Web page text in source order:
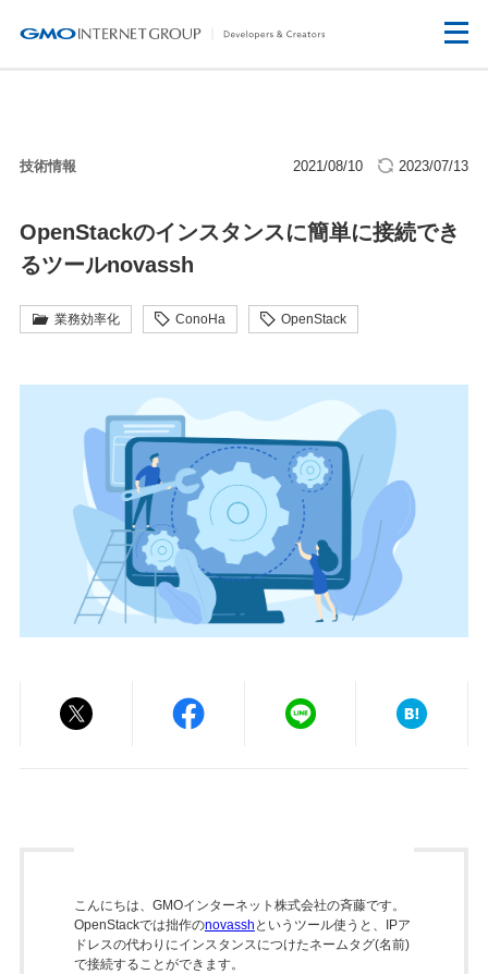
技術情報 2021/08/10 2023/07/13
OpenStackのインスタンスに簡単に接続でき
るツールnovassh
業務効率化 ConoHa OpenStack
こんにちは、GMOインターネット株式会社の斉藤です。
OpenStackでは拙作のnovassh というツール使うと、IPア
ドレスの代わりにインスタンスにつけたネームタグ(名前)
で接続することができます。